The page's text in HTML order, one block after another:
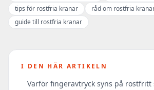
tips för rostfria kranar
råd om rostfria
guide till rostfria kranar
I DEN HÄR ARTIKELN
Varför fingeravtryck syns på rostfritt